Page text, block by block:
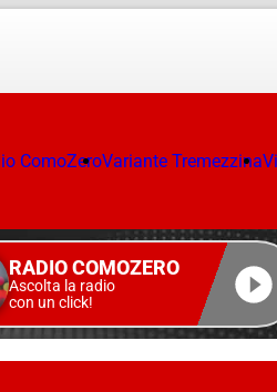
ComoZeroVariante Tremezzina
RADIO COMOZERO
Ascolta la radio
con un click!